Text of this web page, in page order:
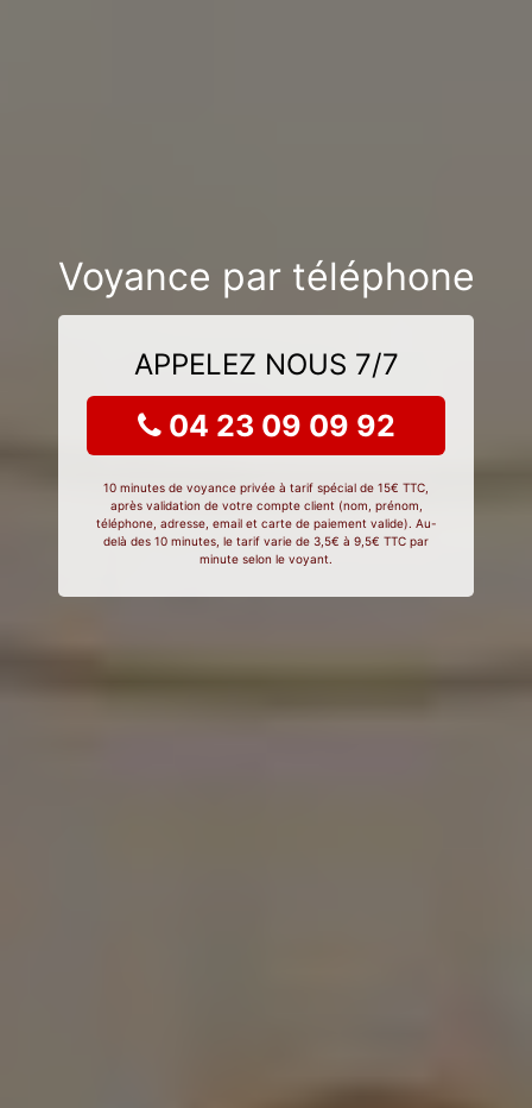
Voyance par téléphone
APPELEZ NOUS 7/7
04 23 09 09 92
10 minutes de voyance privée à tarif spécial de 15€ TTC,
après validation de votre compte client (nom, prénom,
téléphone, adresse, email et carte de paiement valide). Au-
delà des 10 minutes, le tarif varie de 3,5€ à 9,5€ TTC par
minute selon le voyant.